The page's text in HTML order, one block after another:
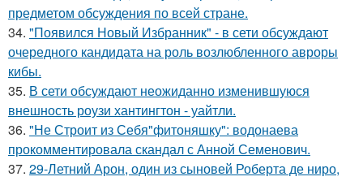
предметом обсуждения по всей стране.
34. "Появился Новый Избранник" - в сети обсуждают
очередного кандидата на роль возлюбленного авроры
кибы.
35. В сети обсуждают неожиданно изменившуюся
внешность роузи хантингтон - уайтли.
36. "Не Строит из Себя"фитоняшку": водонаева
прокомментировала скандал с Анной Семенович.
37. 29-Летний Арон, один из сыновей Роберта де ниро,